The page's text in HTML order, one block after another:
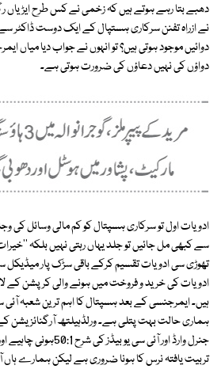
دھبے بتا رہے ہوتے ہیں کہ زخمی نے کس طرح ایڑیاں
نے ازراہ تفنن سرکاری ہستپال کے ایک دوست ڈاکٹر
دوائیں موجود ہوتی ہیں؟ تو انہوں نے جواب دیا میاں
دواؤں کی نہیں دعاؤں کی ضرورت ہوتی ہے۔
ادویات اول تو سرکاری ہسپتال کو کم مالی وسائل کی
سے کبھی مل جائیں تو جلد یہاں رہتی نہیں بلکہ
تھوڑی سی ادویات تقسیم کرکے باقی سڑک پار میڈیکل
ادویات کی خرید و فروخت میں ہونے والی کرپشن کے
ہیں۔ ایمرجنسی کے بعد ہسپتال کا اہم ترین شعبہ آئی
ہماری حالت بہت پتلی ہے۔ ورلڈہیلتھ
جنرل وارڈ اور آئی سی یو